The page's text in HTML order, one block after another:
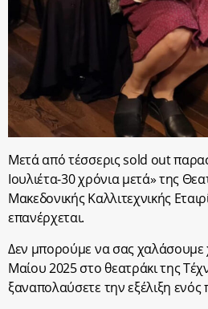
Μετά από τέσσερις sold out
Ιουλιέτα-30 χρόνια μετά» της
Μακεδονικής Καλλιτεχνικής
επανέρχεται.
Δεν μπορούμε να σας χαλάσουμε
Μαίου 2025 στο θεατράκι της
ξαναπολαύσετε την εξέλιξη